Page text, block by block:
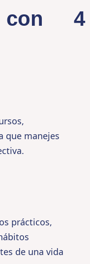
con 4
que manejes
prácticos,
de una vida